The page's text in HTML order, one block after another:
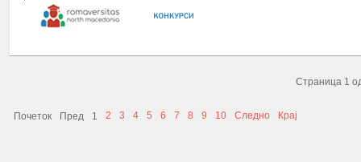
Страница 1
Почеток Пред 1 2 3 4 5 6 7 8 9 10 Следно Крај